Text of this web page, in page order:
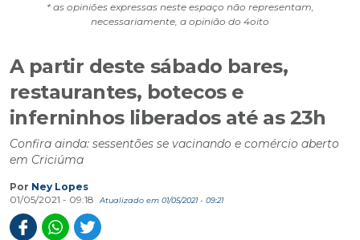
* as opiniões expressas neste espaço não representam,
necessariamente, a opinião do 4oito
A partir deste sábado bares,
restaurantes, botecos e
inferninhos liberados até as 23h
Confira ainda: sessentões se vacinando e comércio aberto
em Criciúma
Por Ney Lopes
01/05/2021 - 09:18
Atualizado em 01/05/2021 - 09:21